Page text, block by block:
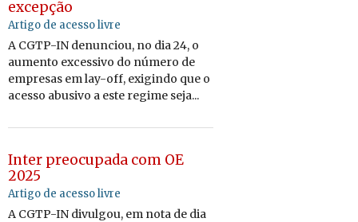
excepção
Artigo de acesso livre
A CGTP-IN denunciou, no dia 24, o
aumento excessivo do número de
empresas em lay-off, exigindo que o
acesso abusivo a este regime seja...
Inter preocupada com OE
2025
Artigo de acesso livre
A CGTP-IN divulgou, em nota de dia